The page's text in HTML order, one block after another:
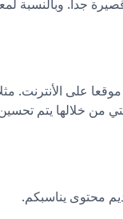
جدا. وبالنسبة
على الأنترنت.
من خلالها يتم
محتوى يناسبكم.